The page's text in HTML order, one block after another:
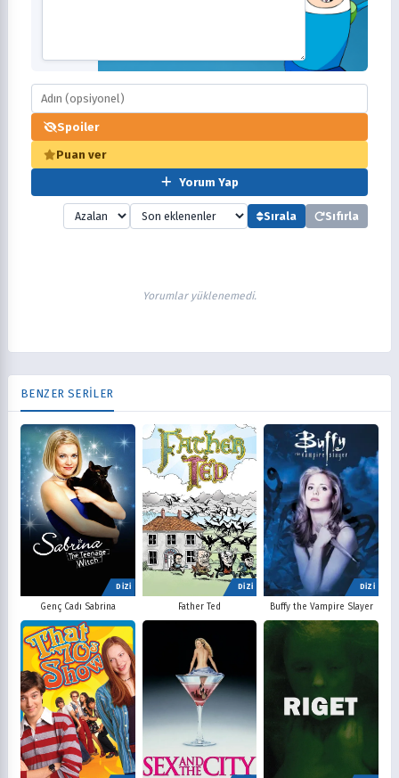
Spoiler
Puan ver
Yorum Yap
Sırala Sıfırla
Yorumlar yüklenemedi.
BENZER SERİLER
DİZİ
Genç Cadı Sabrina
DİZİ
Father Ted
DİZİ
Buffy the Vampire Slayer